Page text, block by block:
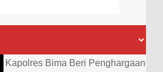
Kapolres Bima Beri Penghargaan